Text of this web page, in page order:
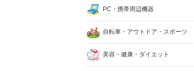
PC・携帯周辺機器
自転車・アウトドア・スポーツ
美容・健康・ダイエット